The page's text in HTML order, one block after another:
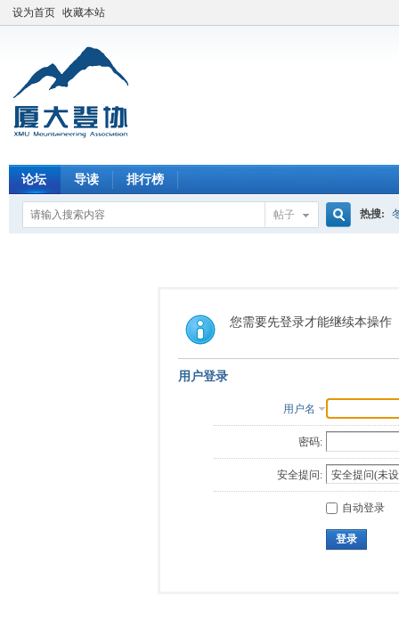
设为首页 收藏本站
论坛 导读 排行榜
帖子
索
热搜:
您需要先登录才能继续本操作
用户登录
用户名
密码:
安全提问:
自动登录
登录